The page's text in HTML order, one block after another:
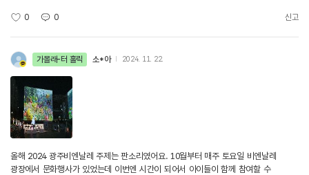
0 0 신고
가볼래-터 홀릭 소*아 2024. 11. 22.
올해 2024 광주비엔날레 주제는 판소리였어요. 10월부터 매주 토요일 비엔날레
광장에서 문화행사가 있었는데 이번엔 시간이 되어서 아이들이 함께 참여할 수